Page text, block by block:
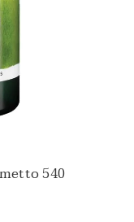
540